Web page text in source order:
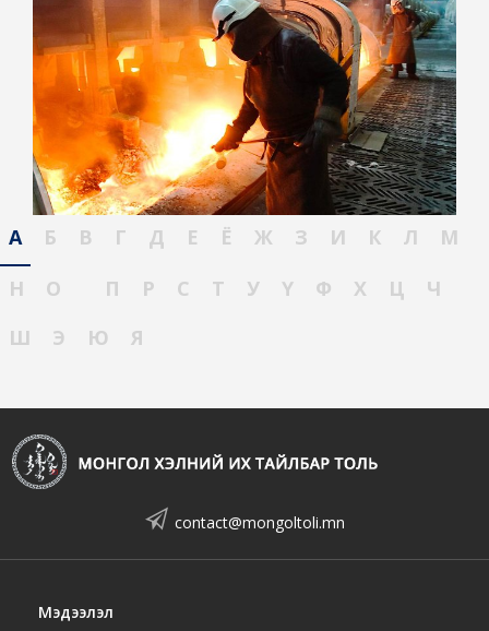
А Б В Г Д Е Ё Ж З И К Л
М
Н
О П Р С Т У Ү Ф Х Ц
Ч
Ш
Э Ю Я
contact@mongoltoli.mn
Мэдээлэл